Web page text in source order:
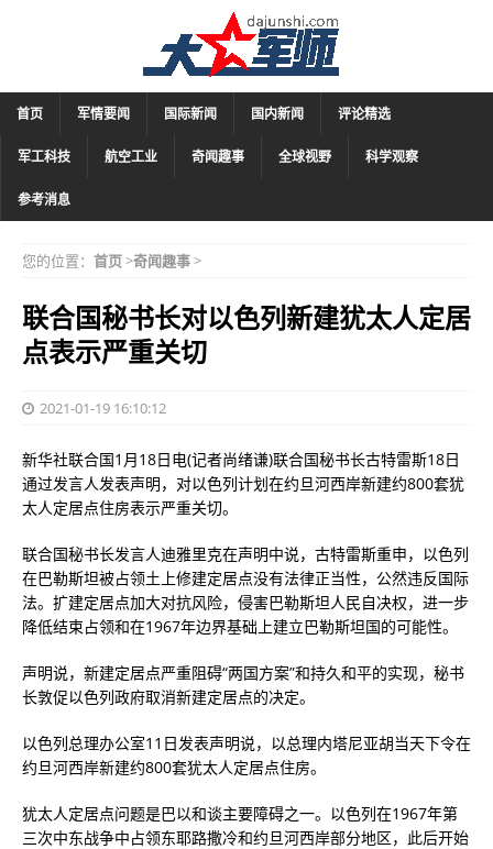
首页 军情要闻 国际新闻 国内新闻 评论精选
军工科技 航空工业 奇闻趣事 全球视野 科学观察
参考消息
您的位置： 首页>奇闻趣事>
联合国秘书长对以色列新建犹太人定居
点表示严重关切
2021-01-19 16:10:12
新华社联合国1月18日电(记者尚绪谦)联合国秘书长古特雷斯18日
通过发言人发表声明，对以色列计划在约旦河西岸新建约800套犹
太人定居点住房表示严重关切。
联合国秘书长发言人迪雅里克在声明中说，古特雷斯重申，以色列
在巴勒斯坦被占领土上修建定居点没有法律正当性，公然违反国际
法。扩建定居点加大对抗风险，侵害巴勒斯坦人民自决权，进一步
降低结束占领和在1967年边界基础上建立巴勒斯坦国的可能性。
声明说，新建定居点严重阻碍“两国方案”和持久和平的实现，秘书
长敦促以色列政府取消新建定居点的决定。
以色列总理办公室11日发表声明说，以总理内塔尼亚胡当天下令在
约旦河西岸新建约800套犹太人定居点住房。
犹太人定居点问题是巴以和谈主要障碍之一。以色列在1967年第
三次中东战争中占领东耶路撒冷和约旦河西岸部分地区，此后开始